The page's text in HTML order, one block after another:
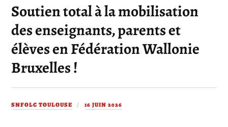
Soutien total à la mobilisation
des enseignants, parents et
élèves en Fédération Wallonie
Bruxelles !
SNFOLC TOULOUSE 16 JUIN 2026